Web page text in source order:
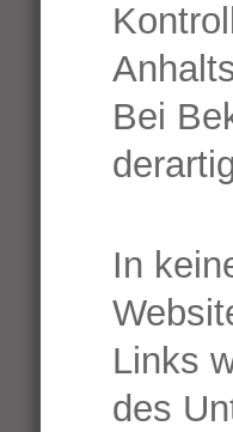
Bei
In
Links
des